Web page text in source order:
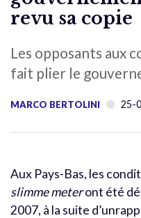
revu sa copie
Les opposants aux
fait plier le
MARCO BERTOLINI 25-
Aux Pays-Bas, les
slimme meteront été
2007, à la suite